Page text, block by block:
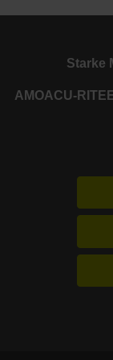
Starke
AMOACU-RITE